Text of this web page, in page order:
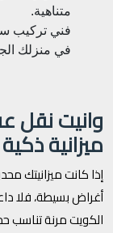
متناهية.
فني تركيب
في منزلك
وانيت
ميزانية ذكية
إذا كانت ميزانيتك
أغراض بسيطة، فلا
الكويت مرنة تناسب